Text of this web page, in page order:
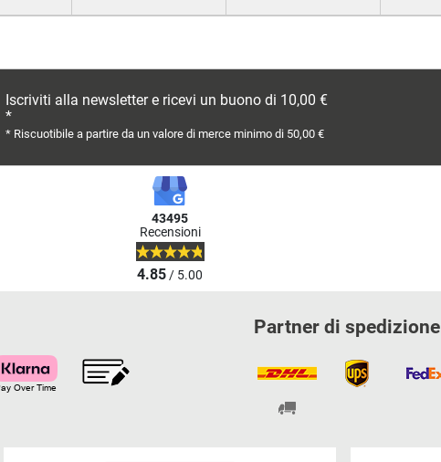
Iscriviti alla newsletter e ricevi un buono di 10,00 €
*
* Riscuotibile a partire da un valore di merce minimo di 50,00 €
43495
Recensioni
4.85/ 5.00
Partner di spedizione